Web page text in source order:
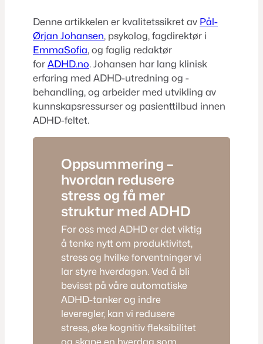
Denne artikkelen er kvalitetssikret av Pål-
Ørjan Johansen, psykolog, fagdirektør i
EmmaSofia, og faglig redaktør
for ADHD.no. Johansen har lang klinisk
erfaring med ADHD-utredning og -
behandling, og arbeider med utvikling av
kunnskapsressurser og pasienttilbud innen
ADHD-feltet.
Oppsummering –
hvordan redusere
stress og få mer
struktur med ADHD
For oss med ADHD er det viktig
å tenke nytt om produktivitet,
stress og hvilke forventninger vi
lar styre hverdagen. Ved å bli
bevisst på våre automatiske
ADHD-tanker og indre
leveregler, kan vi redusere
stress, øke kognitiv fleksibilitet
og skape en hverdag som